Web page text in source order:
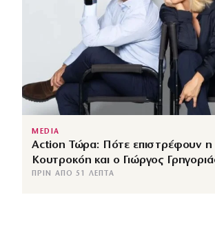
MEDIA
Action Τώρα: Πότε επιστρέφουν
Κουτροκόη και ο Γιώργος
ΠΡΙΝ ΑΠΌ 51 ΛΕΠΤΆ